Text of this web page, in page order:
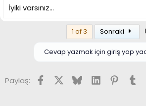
İyiki varsınız...
1 of 3 Sonraki
Cevap yazmak için giriş yap
Paylaş: FacebookX (Twitter)
BlueskyLinkedIn